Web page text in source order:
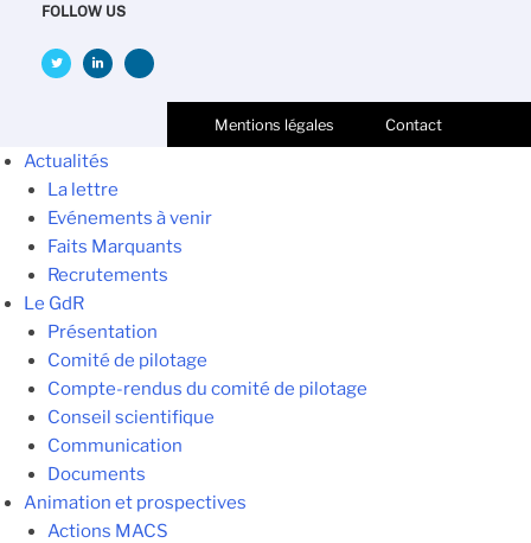
FOLLOW US
Mentions légales Contact
Actualités
La lettre
Evénements à venir
Faits Marquants
Recrutements
Le GdR
Présentation
Comité de pilotage
Compte-rendus du comité de pilotage
Conseil scientifique
Communication
Documents
Animation et prospectives
Actions MACS